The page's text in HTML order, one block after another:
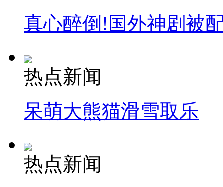
真心醉倒!国外神剧被
热点新闻
呆萌大熊猫滑雪取乐
热点新闻